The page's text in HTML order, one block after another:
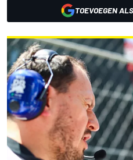
TOEVOEGEN